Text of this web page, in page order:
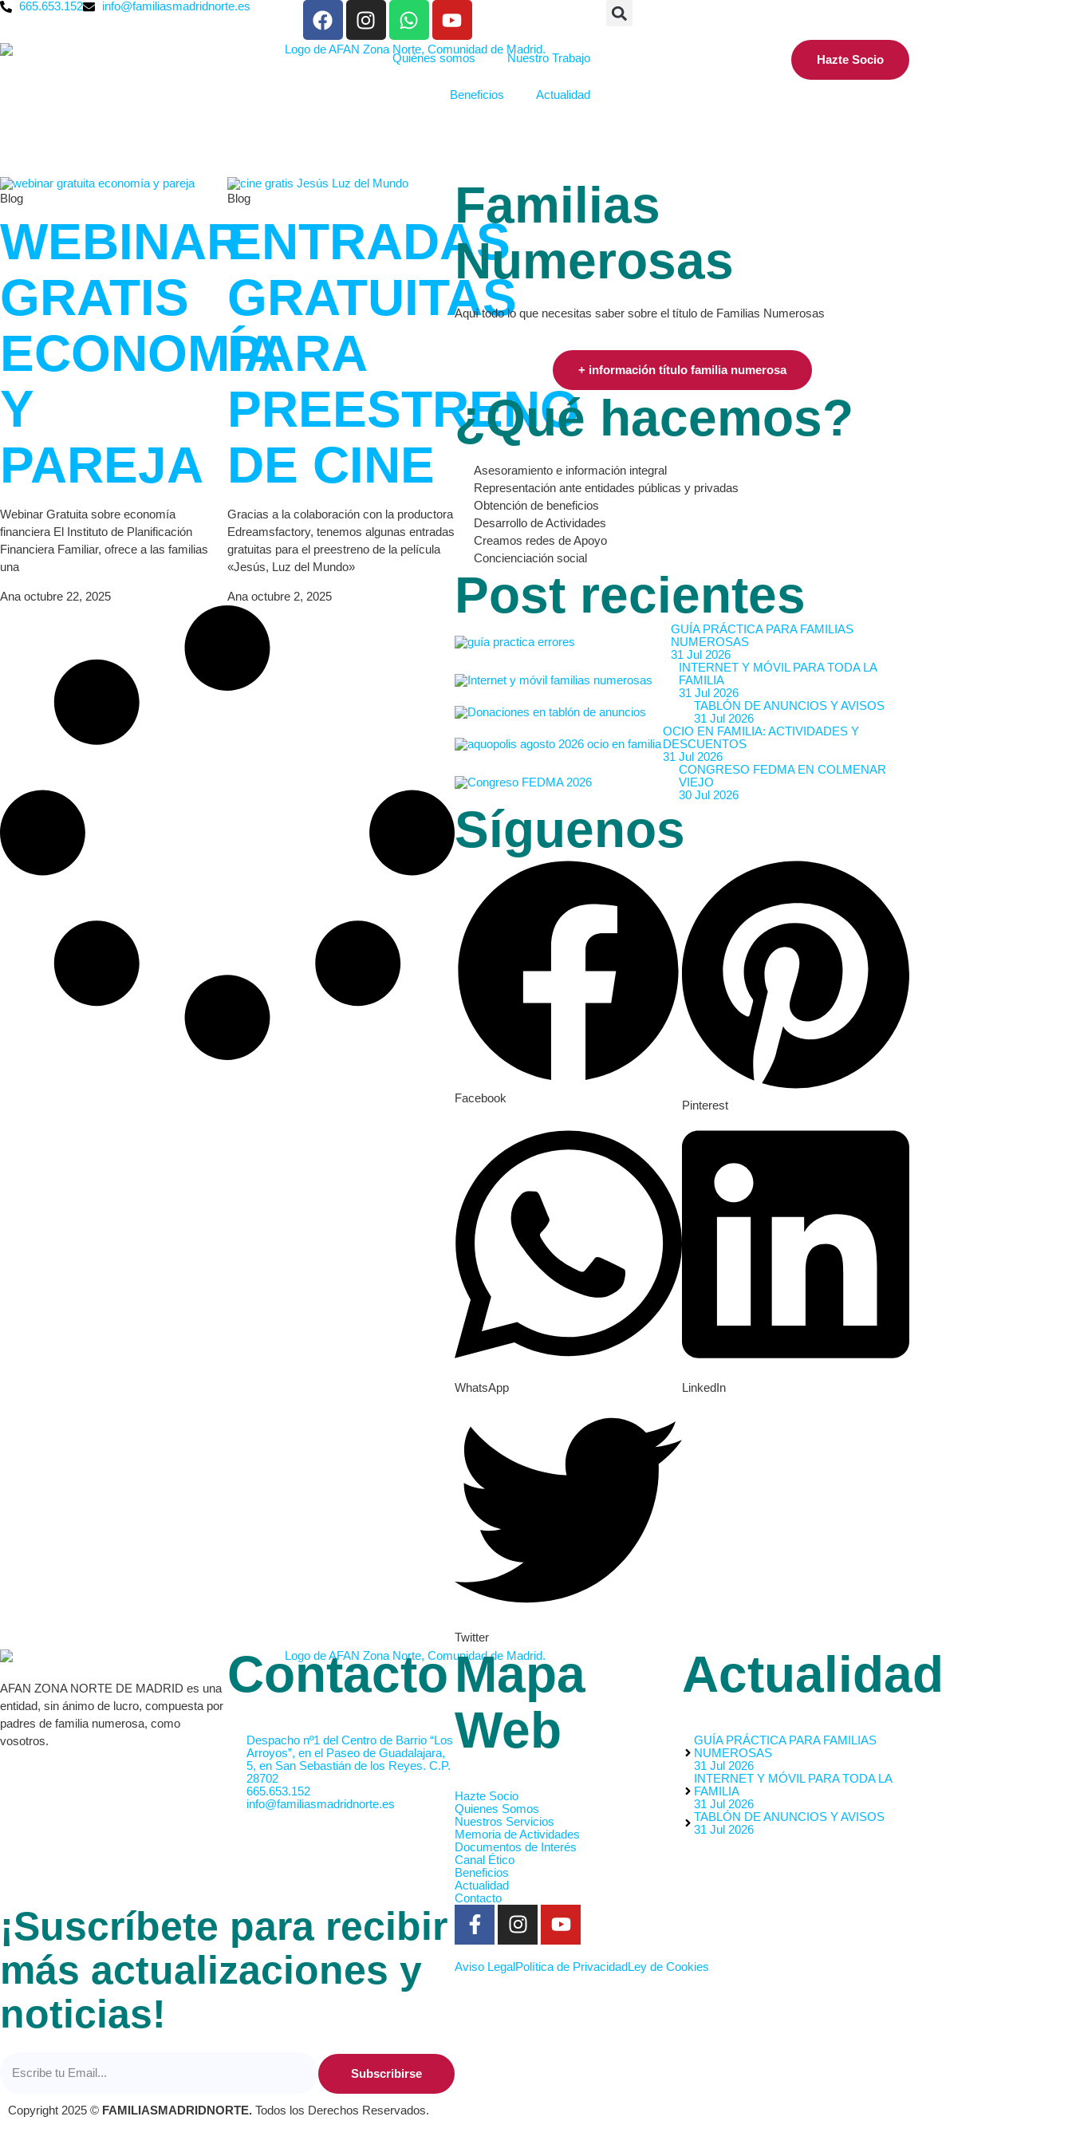
665.653.152 info@familiasmadridnorte.es
Quiénes somos Nuestro Trabajo
Beneficios Actualidad
Hazte Socio
Blog
WEBINAR
GRATIS
ECONOMÍA
Y
PAREJA
Webinar Gratuita sobre economía
financiera El Instituto de Planificación
Financiera Familiar, ofrece a las familias
una
Ana octubre 22, 2025
Blog
ENTRADAS
GRATUITAS
PARA
PREESTRENO
DE CINE
Gracias a la colaboración con la productora
Edreamsfactory, tenemos algunas entradas
gratuitas para el preestreno de la película
«Jesús, Luz del Mundo»
Ana octubre 2, 2025
Familias
Numerosas
Aquí todo lo que necesitas saber sobre el título de Familias Numerosas
+ información título familia numerosa
¿Qué hacemos?
Asesoramiento e información integral
Representación ante entidades públicas y privadas
Obtención de beneficios
Desarrollo de Actividades
Creamos redes de Apoyo
Concienciación social
Post recientes
GUÍA PRÁCTICA PARA FAMILIAS
NUMEROSAS
31 Jul 2026
INTERNET Y MÓVIL PARA TODA LA
FAMILIA
31 Jul 2026
TABLÓN DE ANUNCIOS Y AVISOS
31 Jul 2026
OCIO EN FAMILIA: ACTIVIDADES Y
DESCUENTOS
31 Jul 2026
CONGRESO FEDMA EN COLMENAR
VIEJO
30 Jul 2026
Síguenos
Facebook
Pinterest
WhatsApp LinkedIn
Twitter
AFAN ZONA NORTE DE MADRID es una
entidad, sin ánimo de lucro, compuesta por
padres de familia numerosa, como
vosotros.
Contacto
Despacho nº1 del Centro de Barrio “Los
Arroyos”, en el Paseo de Guadalajara,
5, en San Sebastián de los Reyes. C.P.
28702
665.653.152
info@familiasmadridnorte.es
Mapa
Web
Hazte Socio
Quienes Somos
Nuestros Servicios
Memoria de Actividades
Documentos de Interés
Canal Ético
Beneficios
Actualidad
Contacto
Actualidad
GUÍA PRÁCTICA PARA FAMILIAS
NUMEROSAS
31 Jul 2026
INTERNET Y MÓVIL PARA TODA LA
FAMILIA
31 Jul 2026
TABLÓN DE ANUNCIOS Y AVISOS
31 Jul 2026
¡Suscríbete para recibir
más actualizaciones y
noticias!
Subscribirse
Aviso LegalPolítica de PrivacidadLey de Cookies
Copyright 2025 © FAMILIASMADRIDNORTE. Todos los Derechos Reservados.